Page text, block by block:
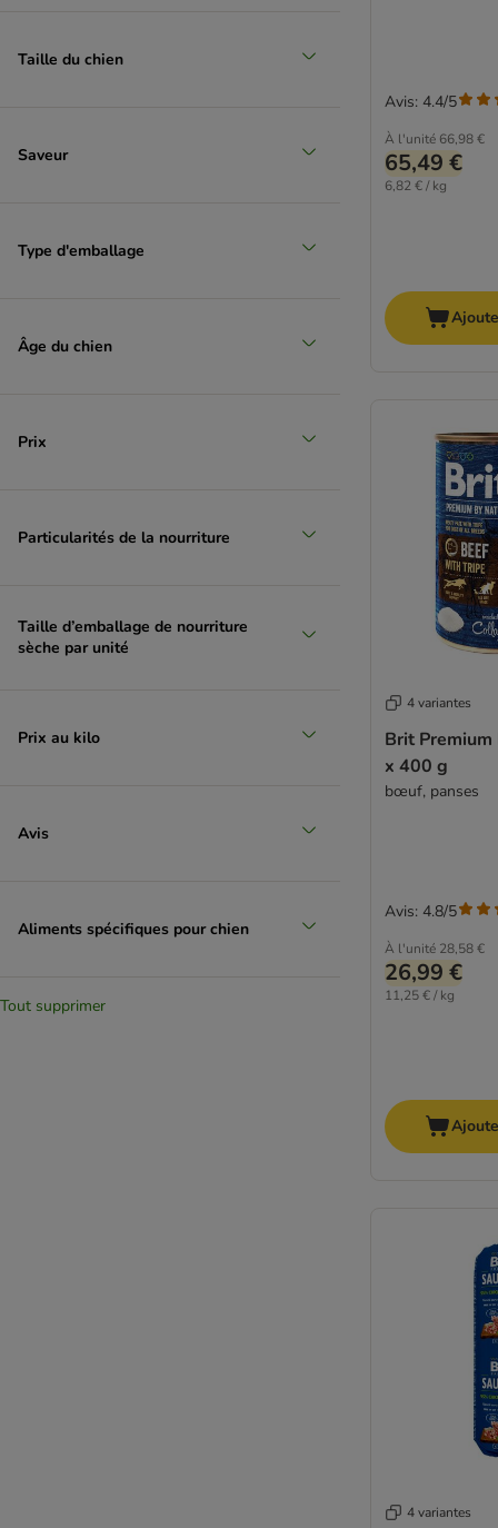
Friandises
Nourriture humide
Taille du chien
Saveur
Type d'emballage
Âge du chien
Prix
Particularités de la nourriture
Taille d’emballage de nourriture
sèche par unité
Prix au kilo
Avis
Aliments spécifiques pour chien
Tout supprimer
À l'unité 66,98 €
65,49 €
6,82 € / kg
Avis: 4.4/5
4 variantes
Brit
x 400 g
bœuf, panses
À l'unité 28,58 €
26,99 €
11,25 € / kg
Avis: 4.8/5
4 variantes